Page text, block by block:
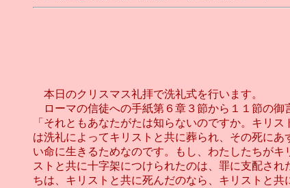
本日のクリスマス礼拝で洗礼式を行います。
ローマの信徒への手紙第６章３節から１１節の御
「それともあなたがたは知らないのですか。キリ
は洗礼によってキリストと共に葬られ、その死に
い命に生きるためなのです。もし、わたしたちが
ストと共に十字架につけられたのは、罪に支配さ
ちは、キリストと共に死んだのなら、キリストと